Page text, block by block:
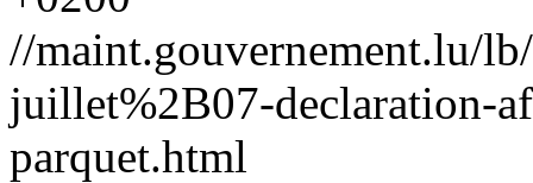
//maint.gouvernement.lu/
juillet%2B07-declaration-
parquet.html